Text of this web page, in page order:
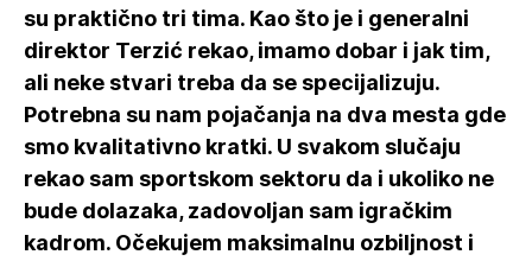
su praktično tri tima. Kao što je i generalni
direktor Terzić rekao, imamo dobar i jak tim,
ali neke stvari treba da se specijalizuju.
Potrebna su nam pojačanja na dva mesta gde
smo kvalitativno kratki. U svakom slučaju
rekao sam sportskom sektoru da i ukoliko ne
bude dolazaka, zadovoljan sam igračkim
kadrom. Očekujem maksimalnu ozbiljnost i